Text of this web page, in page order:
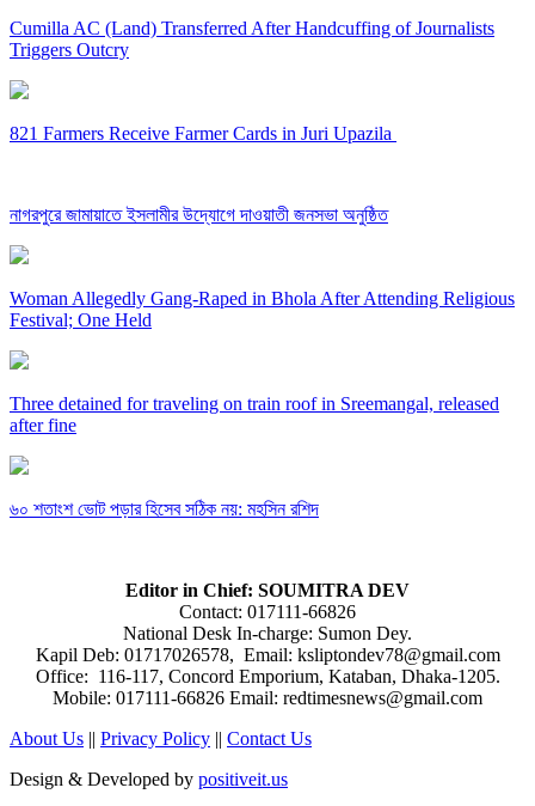
Cumilla AC (Land) Transferred After Handcuffing of Journalists
Triggers Outcry
821 Farmers Receive Farmer Cards in Juri Upazila
নাগরপুরে জামায়াতে ইসলামীর উদ্যোগে দাওয়াতী জনসভা অনুষ্ঠিত
Woman Allegedly Gang-Raped in Bhola After Attending Religious
Festival; One Held
Three detained for traveling on train roof in Sreemangal, released
after fine
৬০ শতাংশ ভোট পড়ার হিসেব সঠিক নয়: মহসিন রশিদ
Editor in Chief: SOUMITRA DEV
Contact: 017111-66826
National Desk In-charge: Sumon Dey.
Kapil Deb: 01717026578, Email: ksliptondev78@gmail.com
Office: 116-117, Concord Emporium, Kataban, Dhaka-1205.
Mobile: 017111-66826 Email: redtimesnews@gmail.com
About Us || Privacy Policy || Contact Us
Design & Developed by positiveit.us